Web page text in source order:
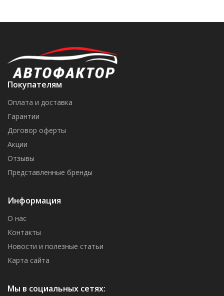
Покупателям
Оплата и доставка
Гарантии
Договор оферты
Акции
Отзывы
Представленные бренды
Информация
О нас
Контакты
Новости и полезные статьи
Карта сайта
Мы в социальных сетях: